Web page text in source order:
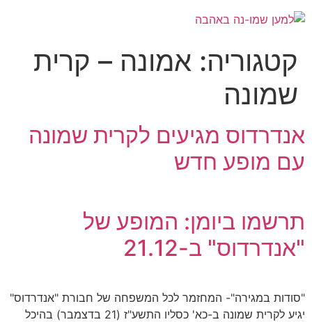
קטגוריה: אמונה – קרית
שמונה
אנדרדוס מגיעים לקרית שמונה
עם מופע חדש
תרשמו ביומן: המופע של
"אנדרדוס" ב-21.12
"סודות במגירה"- המחזמר לכל המשפחה של חבורת "אנדרדוס"
יגיע לקרית שמונה ב-כא' כסליו התשע"ז (21 בדצמבר) בהיכל